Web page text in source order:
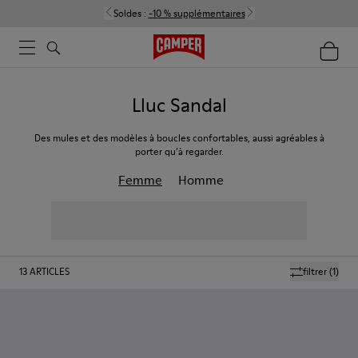
Soldes : -10 % supplémentaires
Lluc Sandal
Des mules et des modèles à boucles confortables, aussi agréables à
porter qu’à regarder.
Femme Homme
filtrer(1)
13ARTICLES